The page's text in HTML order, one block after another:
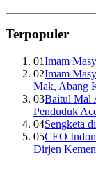
Terpopuler
01Imam
02Imam
Mak, Abang
03Baitul Mal
Penduduk
04Sengketa
05CEO
Dirjen